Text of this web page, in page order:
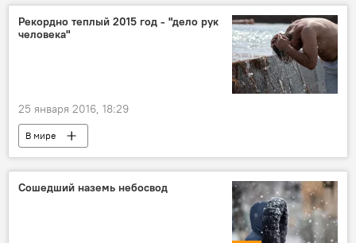
Рекордно теплый 2015 год - "дело рук
человека"
25 января 2016, 18:29
В мире
Сошедший наземь небосвод